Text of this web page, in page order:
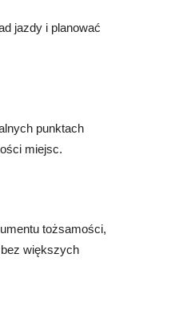
jazdy i planować
punktach
miejsc.
tożsamości,
większych